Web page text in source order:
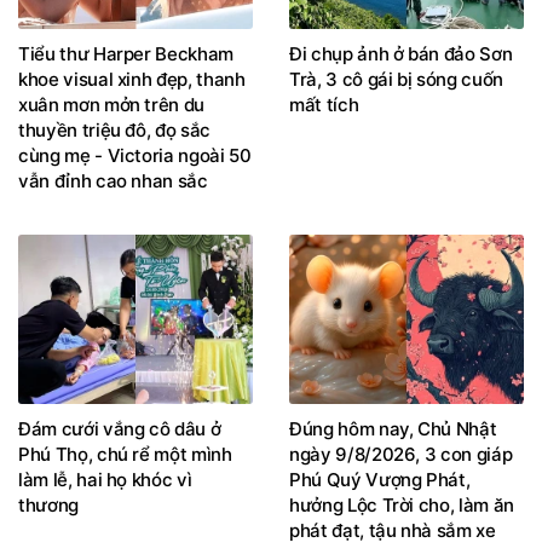
Tiểu thư Harper Beckham
khoe visual xinh đẹp, thanh
xuân mơn mởn trên du
thuyền triệu đô, đọ sắc
cùng mẹ - Victoria ngoài 50
vẫn đỉnh cao nhan sắc
Đi chụp ảnh ở bán đảo Sơn
Trà, 3 cô gái bị sóng cuốn
mất tích
Đám cưới vắng cô dâu ở
Phú Thọ, chú rể một mình
làm lễ, hai họ khóc vì
thương
Đúng hôm nay, Chủ Nhật
ngày 9/8/2026, 3 con giáp
Phú Quý Vượng Phát,
hưởng Lộc Trời cho, làm ăn
phát đạt, tậu nhà sắm xe